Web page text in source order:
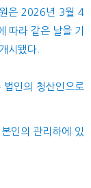
원은 2026년 3월 4
따라 같은 날을 기
시됐다.
법인의 청산인으로
인의 관리하에 있